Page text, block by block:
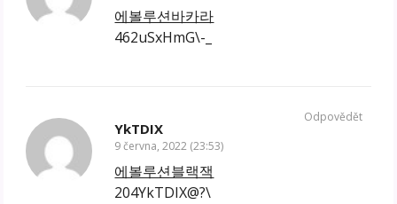
에볼루션바카라
462uSxHmG\-_
YkTDIX
9 června, 2022 (23:53)
에볼루션블랙잭
204YkTDIX@?\
Odpovědět